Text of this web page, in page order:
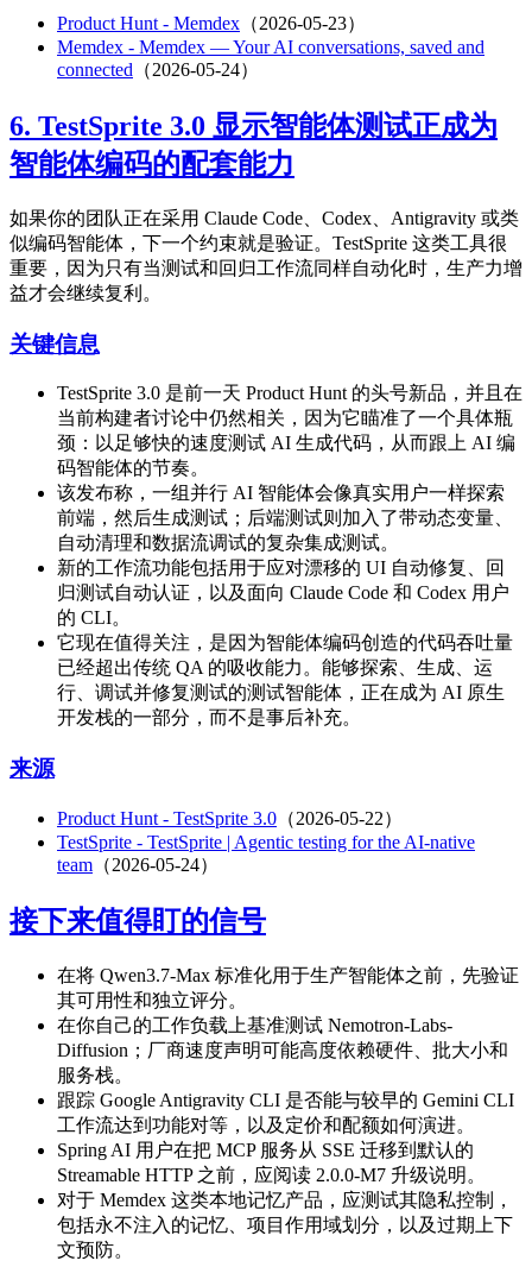
Product Hunt - Memdex （2026-05-23）
Memdex - Memdex — Your AI conversations, saved and
connected （2026-05-24）
6. TestSprite 3.0 显示智能体测试正成为
智能体编码的配套能力
如果你的团队正在采用 Claude Code、Codex、Antigravity 或类
似编码智能体，下一个约束就是验证。TestSprite 这类工具很
重要，因为只有当测试和回归工作流同样自动化时，生产力增
益才会继续复利。
关键信息
TestSprite 3.0 是前一天 Product Hunt 的头号新品，并且在
当前构建者讨论中仍然相关，因为它瞄准了一个具体瓶
颈：以足够快的速度测试 AI 生成代码，从而跟上 AI 编
码智能体的节奏。
该发布称，一组并行 AI 智能体会像真实用户一样探索
前端，然后生成测试；后端测试则加入了带动态变量、
自动清理和数据流调试的复杂集成测试。
新的工作流功能包括用于应对漂移的 UI 自动修复、回
归测试自动认证，以及面向 Claude Code 和 Codex 用户
的 CLI。
它现在值得关注，是因为智能体编码创造的代码吞吐量
已经超出传统 QA 的吸收能力。能够探索、生成、运
行、调试并修复测试的测试智能体，正在成为 AI 原生
开发栈的一部分，而不是事后补充。
来源
Product Hunt - TestSprite 3.0 （2026-05-22）
TestSprite - TestSprite | Agentic testing for the AI-native
team （2026-05-24）
接下来值得盯的信号
在将 Qwen3.7-Max 标准化用于生产智能体之前，先验证
其可用性和独立评分。
在你自己的工作负载上基准测试 Nemotron-Labs-
Diffusion；厂商速度声明可能高度依赖硬件、批大小和
服务栈。
跟踪 Google Antigravity CLI 是否能与较早的 Gemini CLI
工作流达到功能对等，以及定价和配额如何演进。
Spring AI 用户在把 MCP 服务从 SSE 迁移到默认的
Streamable HTTP 之前，应阅读 2.0.0-M7 升级说明。
对于 Memdex 这类本地记忆产品，应测试其隐私控制，
包括永不注入的记忆、项目作用域划分，以及过期上下
文预防。